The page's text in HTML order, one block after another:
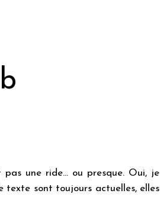
une ride... ou presque. Oui, je
texte sont toujours actuelles, elles